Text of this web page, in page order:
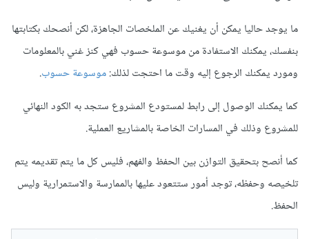
ما يوجد حاليا يمكن أن يغنيك عن الملخصات الجاهزة، لكن أنصحك بكتابتها
بنفسك، يمكنك الاستفادة من موسوعة حسوب فهي كنز غني بالمعلومات
ومورد يمكنك الرجوع إليه وقت ما احتجت لذلك:موسوعة حسوب.
كما يمكنك الوصول إلى رابط لمستودع المشروع ستجد به الكود النهائي
للمشروع وذلك في المسارات الخاصة بالمشاريع العملية.
كما أنصح بتحقيق التوازن بين الحفظ والفهم، فليس كل ما يتم تقديمه يتم
تلخيصه وحفظه، توجد أمور ستتعود عليها بالممارسة والاستمرارية وليس
الحفظ.